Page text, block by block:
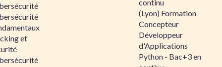
et
continu
(Lyon) Formation
Concepteur
Développeur
d'Applications
Python - Bac+3 en